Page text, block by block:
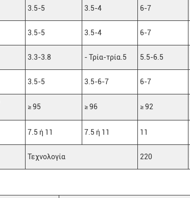
3.5-5 3.5-4 6-7
3.5-5 3.5-4 6-7
3.3-3.8 - Τρία-τρία.5 5.5-6.5
3.5-5 3.5-6-7 6-7
≥ 95 ≥ 96 ≥ 92
7.5 ή 11 7.5 ή 11 11
Τεχνολογία 220